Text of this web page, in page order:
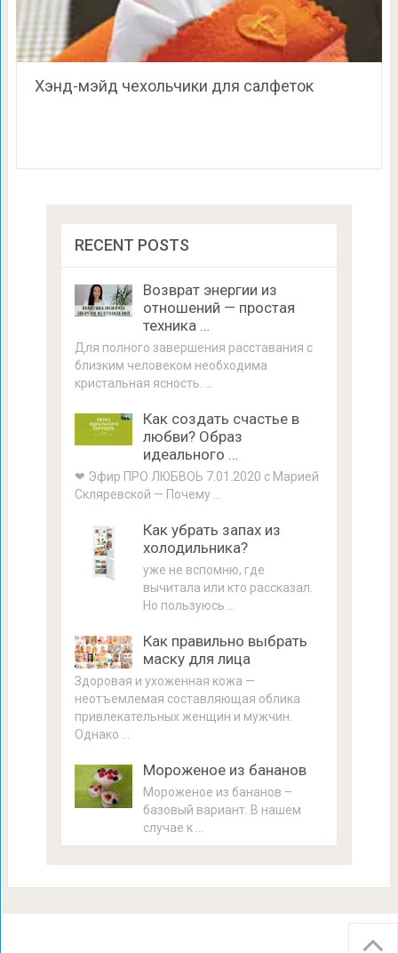
Хэнд-мэйд чехольчики для салфеток
RECENT POSTS
Возврат энергии из
отношений — простая
техника …
Для полного завершения расставания с
близким человеком необходима
кристальная ясность. …
Как создать счастье в
любви? Образ
идеального …
❤ Эфир ПРО ЛЮБВОЬ 7.01.2020 с Марией
Скляревской — Почему …
Как убрать запах из
холодильника?
уже не вспомню, где
вычитала или кто рассказал.
Но пользуюсь …
Как правильно выбрать
маску для лица
Здоровая и ухоженная кожа —
неотъемлемая составляющая облика
привлекательных женщин и мужчин.
Однако …
Мороженое из бананов
Мороженое из бананов –
базовый вариант. В нашем
случае к …